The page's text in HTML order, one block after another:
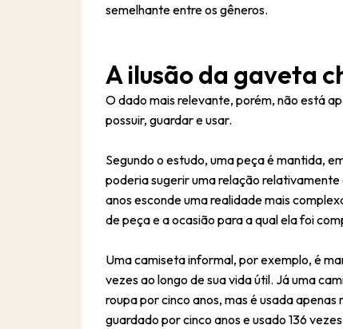
semelhante entre os gêneros.
A ilusão da gaveta
O dado mais relevante, porém, não está
possuir, guardar e usar.
Segundo o estudo, uma peça é mantida,
poderia sugerir uma relação
anos esconde uma realidade mais
de peça e a ocasião para a qual ela foi
Uma camiseta informal, por exemplo, é
vezes ao longo de sua vida útil. Já uma
roupa por cinco anos, mas é usada
guardado por cinco anos e usado 136